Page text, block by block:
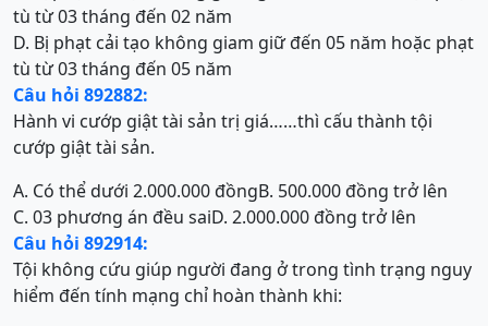
tù từ 03 tháng đến 02 năm
D. Bị phạt cải tạo không giam giữ đến 05 năm hoặc phạt
tù từ 03 tháng đến 05 năm
Câu hỏi 892882:
Hành vi cướp giật tài sản trị giá……thì cấu thành tội
cướp giật tài sản.
A. Có thể dưới 2.000.000 đồngB. 500.000 đồng trở lên
C. 03 phương án đều saiD. 2.000.000 đồng trở lên
Câu hỏi 892914:
Tội không cứu giúp người đang ở trong tình trạng nguy
hiểm đến tính mạng chỉ hoàn thành khi: